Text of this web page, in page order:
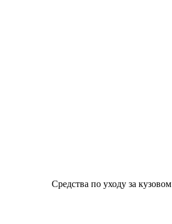
Средства по уходу за кузовом